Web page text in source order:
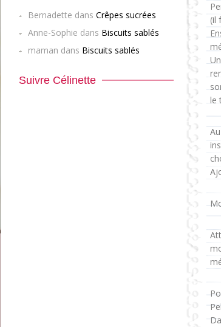
(il
le
Bernadette dans Crêpes sucrées
Anne-Sophie dans Biscuits sablés
maman dans Biscuits sablés
Suivre Célinette